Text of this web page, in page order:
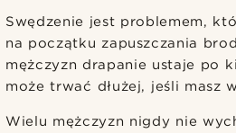
Swędzenie jest problemem,
na początku zapuszczania
mężczyzn drapanie ustaje po
może trwać dłużej, jeśli masz
Wielu mężczyzn nigdy nie